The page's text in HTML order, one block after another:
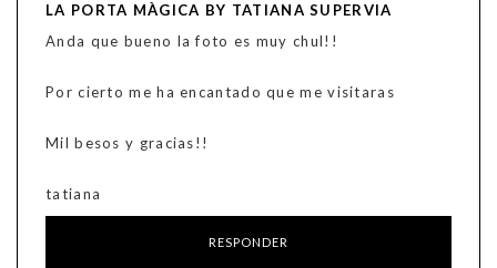
LA PORTA MÀGICA BY TATIANA SUPERVIA
Anda que bueno la foto es muy chul!!
Por cierto me ha encantado que me visitaras
Mil besos y gracias!!
tatiana
RESPONDER